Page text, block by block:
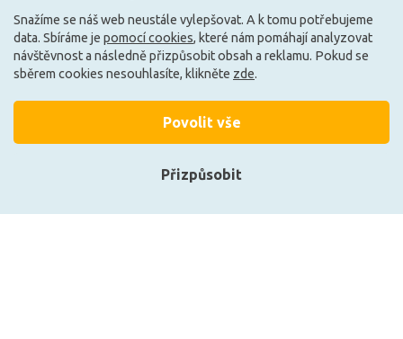
Může být u Vás 3. 9. Může být u Vás 3. 9.
Načíst další
Ze stejné kolekce
Snažíme se náš web neustále vylepšovat. A k tomu potřebujeme
data. Sbíráme je pomocí cookies, které nám pomáhají analyzovat
návštěvnost a následně přizpůsobit obsah a reklamu. Pokud se
sběrem cookies nesouhlasíte, klikněte zde.
Přizpůsobit
Povolit vše